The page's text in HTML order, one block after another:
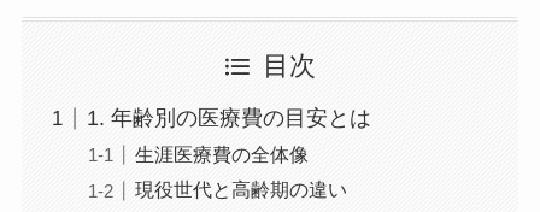
目次
1. 年齢別の医療費の目安とは
生涯医療費の全体像
現役世代と高齢期の違い